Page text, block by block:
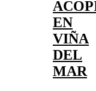
EN
VIÑA
DEL
MAR